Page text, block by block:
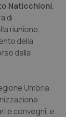
Naticchioni,
di
riunione,
della
dalla
Umbria
e convegni, e